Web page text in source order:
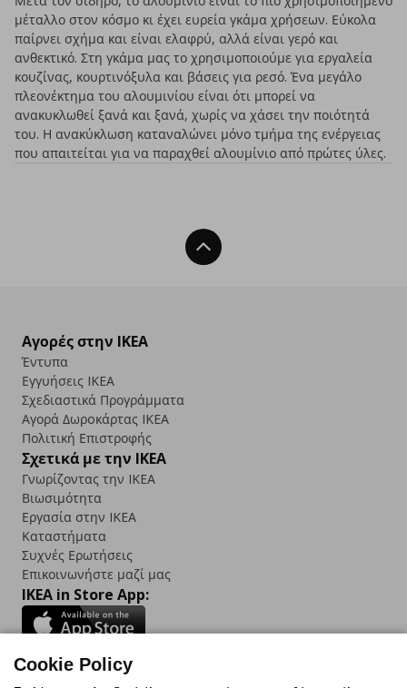
μέταλλο στον κόσμο κι έχει ευρεία γκάμα χρήσεων. Εύκολα
παίρνει σχήμα και είναι ελαφρύ, αλλά είναι γερό και
ανθεκτικό. Στη γκάμα μας το χρησιμοποιούμε για εργαλεία
κουζίνας, κουρτινόξυλα και βάσεις για ρεσό. Ένα μεγάλο
πλεονέκτημα του αλουμινίου είναι ότι μπορεί να
ανακυκλωθεί ξανά και ξανά, χωρίς να χάσει την ποιότητά
του. Η ανακύκλωση καταναλώνει μόνο τμήμα της ενέργειας
που απαιτείται για να παραχθεί αλουμίνιο από πρώτες ύλες.
Back To Top
Αγορές στην IKEA
Έντυπα
Εγγυήσεις IKEA
Σχεδιαστικά Προγράμματα
Αγορά Δωρoκάρτας IKEA
Πολιτική Επιστροφής
Σχετικά με την IKEA
Γνωρίζοντας την IKEA
Βιωσιμότητα
Εργασία στην IKEA
Καταστήματα
Συχνές Ερωτήσεις
Επικοινωνήστε μαζί μας
IKEA in Store App:
Cookie Policy